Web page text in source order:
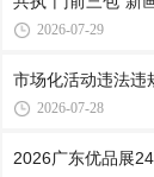
2026-07-29
市场化活动违法违
2026-07-28
2026广东优品展